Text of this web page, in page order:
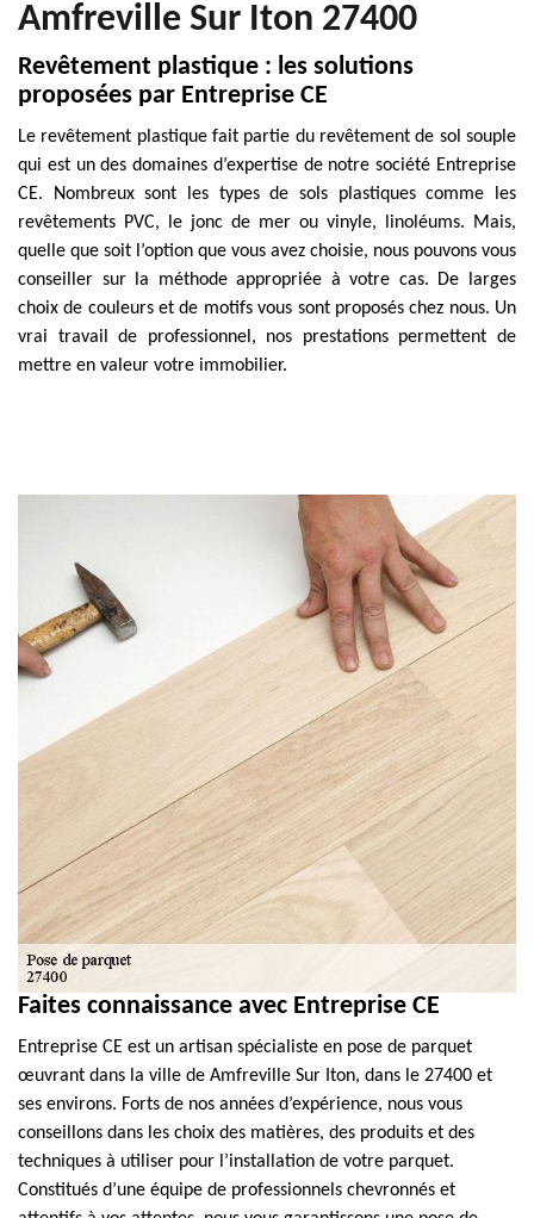
Amfreville Sur Iton 27400
Revêtement plastique : les solutions
proposées par Entreprise CE
Le revêtement plastique fait partie du revêtement de sol souple
qui est un des domaines d’expertise de notre société Entreprise
CE. Nombreux sont les types de sols plastiques comme les
revêtements PVC, le jonc de mer ou vinyle, linoléums. Mais,
quelle que soit l’option que vous avez choisie, nous pouvons vous
conseiller sur la méthode appropriée à votre cas. De larges
choix de couleurs et de motifs vous sont proposés chez nous. Un
vrai travail de professionnel, nos prestations permettent de
mettre en valeur votre immobilier.
Faites connaissance avec Entreprise CE
Entreprise CE est un artisan spécialiste en pose de parquet
œuvrant dans la ville de Amfreville Sur Iton, dans le 27400 et
ses environs. Forts de nos années d’expérience, nous vous
conseillons dans les choix des matières, des produits et des
techniques à utiliser pour l’installation de votre parquet.
Constitués d’une équipe de professionnels chevronnés et